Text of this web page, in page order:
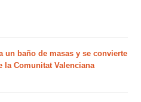
un baño de masas y se convierte
la Comunitat Valenciana